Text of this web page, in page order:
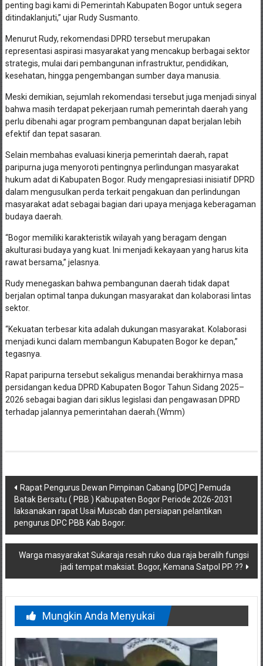
penting bagi kami di Pemerintah Kabupaten Bogor untuk segera
ditindaklanjuti,” ujar Rudy Susmanto.
Menurut Rudy, rekomendasi DPRD tersebut merupakan
representasi aspirasi masyarakat yang mencakup berbagai sektor
strategis, mulai dari pembangunan infrastruktur, pendidikan,
kesehatan, hingga pengembangan sumber daya manusia.
Meski demikian, sejumlah rekomendasi tersebut juga menjadi sinyal
bahwa masih terdapat pekerjaan rumah pemerintah daerah yang
perlu dibenahi agar program pembangunan dapat berjalan lebih
efektif dan tepat sasaran.
Selain membahas evaluasi kinerja pemerintah daerah, rapat
paripurna juga menyoroti pentingnya perlindungan masyarakat
hukum adat di Kabupaten Bogor. Rudy mengapresiasi inisiatif DPRD
dalam mengusulkan perda terkait pengakuan dan perlindungan
masyarakat adat sebagai bagian dari upaya menjaga keberagaman
budaya daerah.
“Bogor memiliki karakteristik wilayah yang beragam dengan
akulturasi budaya yang kuat. Ini menjadi kekayaan yang harus kita
rawat bersama,” jelasnya.
Rudy menegaskan bahwa pembangunan daerah tidak dapat
berjalan optimal tanpa dukungan masyarakat dan kolaborasi lintas
sektor.
“Kekuatan terbesar kita adalah dukungan masyarakat. Kolaborasi
menjadi kunci dalam membangun Kabupaten Bogor ke depan,”
tegasnya.
Rapat paripurna tersebut sekaligus menandai berakhirnya masa
persidangan kedua DPRD Kabupaten Bogor Tahun Sidang 2025–
2026 sebagai bagian dari siklus legislasi dan pengawasan DPRD
terhadap jalannya pemerintahan daerah.(Wmm)
Navigasi
pos
Rapat Pengurus Dewan Pimpinan Cabang [DPC] Pemuda
Batak Bersatu ( PBB ) Kabupaten Bogor Periode 2026-2031
laksanakan rapat Usai Muscab dan persiapan pelantikan
pengurus DPC PBB Kab Bogor.
Warga masyarakat Sukaraja resah ruko dua raja beralih fungsi
jadi tempat maksiat. Bogor, Kemana Satpol PP. ??
Mungkin Anda Menyukai